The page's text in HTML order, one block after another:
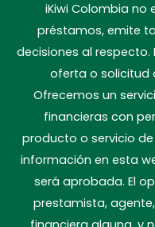
iKiwi Colombia no
préstamos, emite
decisiones al
oferta o solicitud
Ofrecemos un
financieras con
producto o servicio
información en esta
será aprobada. El
prestamista,